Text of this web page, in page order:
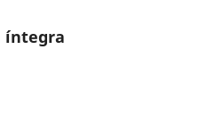
íntegra